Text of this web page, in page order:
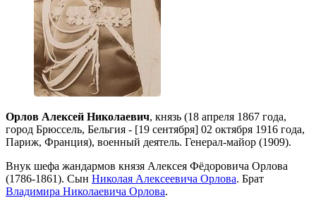
Орлов Алексей Николаевич, князь (18 апреля 1867 года,
город Брюссель, Бельгия - [19 сентября] 02 октября 1916 года,
Париж, Франция), военный деятель. Генерал-майор (1909).
Внук шефа жандармов князя Алексея Фёдоровича Орлова
(1786-1861). Сын Николая Алексеевича Орлова. Брат
Владимира Николаевича Орлова.